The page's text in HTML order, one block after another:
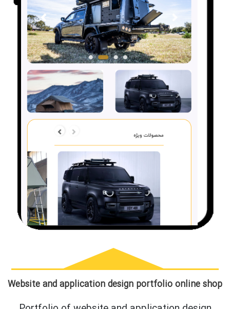
Website and application design portfolio online shop